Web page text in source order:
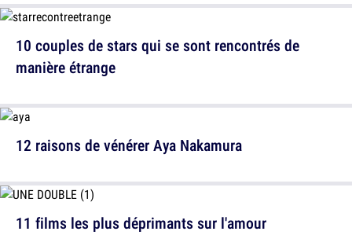
12 raisons de vénérer Aya Nakamura
10 couples de stars qui se sont rencontrés de
manière étrange
11 films les plus déprimants sur l'amour